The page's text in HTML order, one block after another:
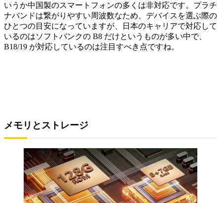
いうか中国製のスマートフォンの多くは非対応です。プラチ
ナバンドは繋がりやすい周波数なため、デバイスを選ぶ際の
ひとつの目安になっていますが、日本のキャリアで対応して
いるのはソフトバンクの B8 だけというものが多い中で、
B18/19 が対応しているのは注目すべき点ですね。
メモリとストレージ